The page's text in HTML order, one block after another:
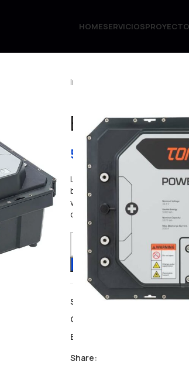
HOMESERVICIOS
Inicio
Batería
5.258,66€ IVA. inc
La batería Torqeedo Power
busque una batería de iones
valor líder en la industria con
cumplimiento de las normas
SKU:
2104-00
Categoría:
Etiquetas:
Share: